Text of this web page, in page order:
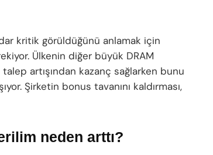
kritik görüldüğünü anlamak için
Ülkenin diğer büyük DRAM
artışından kazanç sağlarken bunu
Şirketin bonus tavanını kaldırması,
neden arttı?